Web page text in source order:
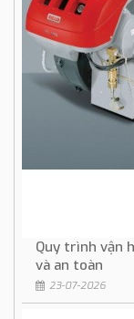
Quy trình vận
và an toàn
23-07-2026